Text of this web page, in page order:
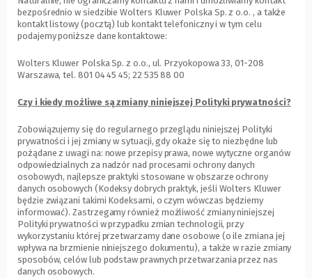
bezpośrednio w siedzibie Wolters Kluwer Polska Sp. z o.o. , a także
kontakt listowy (pocztą) lub kontakt telefoniczny i w tym celu
podajemy poniższe dane kontaktowe:
Wolters Kluwer Polska Sp. z o.o., ul. Przyokopowa 33, 01-208
Warszawa, tel. 801 04 45 45; 22 535 88 00
Czy i kiedy możliwe są zmiany niniejszej Polityki prywatności?
Zobowiązujemy się do regularnego przeglądu niniejszej Polityki
prywatności i jej zmiany w sytuacji, gdy okaże się to niezbędne lub
pożądane z uwagi na: nowe przepisy prawa, nowe wytyczne organów
odpowiedzialnych za nadzór nad procesami ochrony danych
osobowych, najlepsze praktyki stosowane w obszarze ochrony
danych osobowych (Kodeksy dobrych praktyk, jeśli Wolters Kluwer
będzie związani takimi Kodeksami, o czym wówczas będziemy
informować). Zastrzegamy również możliwość zmiany niniejszej
Polityki prywatności w przypadku zmian technologii, przy
wykorzystaniu której przetwarzamy dane osobowe (o ile zmiana jej
wpływa na brzmienie niniejszego dokumentu), a także w razie zmiany
sposobów, celów lub podstaw prawnych przetwarzania przez nas
danych osobowych.